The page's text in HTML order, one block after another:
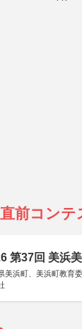
前コンテ
第37回 美浜
美浜町、美浜町教育